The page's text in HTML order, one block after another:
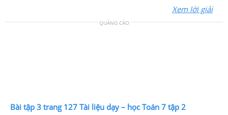
Xem lời giải
QUẢNG CÁO
Bài tập 3 trang 127 Tài liệu dạy – học Toán 7 tập 2